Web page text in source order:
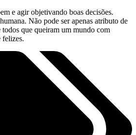
e agir objetivando boas decisões.
Não pode ser apenas atributo de
todos que queiram um mundo com
felizes.